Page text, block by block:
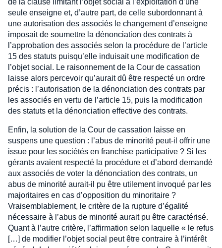
de la clause limitant l’objet social à l’exploitation d’une
seule enseigne et, d’autre part, de celle subordonnant à
une autorisation des associés le changement d’enseigne
imposait de soumettre la dénonciation des contrats à
l’approbation des associés selon la procédure de l’article
15 des statuts puisqu’elle induisait une modification de
l’objet social. Le raisonnement de la Cour de cassation
laisse alors percevoir qu’aurait dû être respecté un ordre
précis : l’autorisation de la dénonciation des contrats par
les associés en vertu de l’article 15, puis la modification
des statuts et la dénonciation effective des contrats.
Enfin, la solution de la Cour de cassation laisse en
suspens une question : l’abus de minorité peut-il offrir une
issue pour les sociétés en franchise participative ? Si les
gérants avaient respecté la procédure et d’abord demandé
aux associés de voter la dénonciation des contrats, un
abus de minorité aurait-il pu être utilement invoqué par les
majoritaires en cas d’opposition du minoritaire ?
Vraisemblablement, le critère de la rupture d’égalité
nécessaire à l’abus de minorité aurait pu être caractérisé.
Quant à l’autre critère, l’affirmation selon laquelle « le refus
[…] de modifier l’objet social peut être contraire à l’intérêt